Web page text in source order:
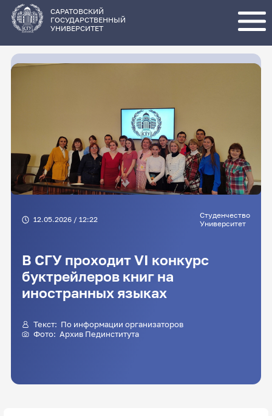
основному
содержанию
САРАТОВСКИЙ
ГОСУДАРСТВЕННЫЙ
УНИВЕРСИТЕТ
12.05.2026 / 12:22
Студенчество
Университет
В СГУ проходит VI конкурс
буктрейлеров книг на
иностранных языках
Текст: По информации организаторов
Фото: Архив Пединститута